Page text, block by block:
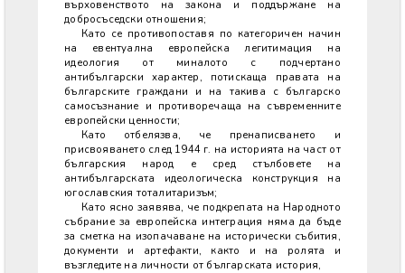
върховенството на закона и поддържане на
добросъседски отношения;
Като се противопоставя по категоричен начин
на евентуална европейска легитимация на
идеология от миналото с подчертано
антибългарски характер, потискаща правата на
българските граждани и на такива с българско
самосъзнание и противоречаща на съвременните
европейски ценности;
Като отбелязва, че пренаписването и
присвояването след 1944 г. на историята на част от
българския народ е сред стълбовете на
антибългарската идеологическа конструкция на
югославския тоталитаризъм;
Като ясно заявява, че подкрепата на Народното
събрание за европейска интеграция няма да бъде
за сметка на изопачаване на исторически събития,
документи и артефакти, както и на ролята и
възгледите на личности от българската история,